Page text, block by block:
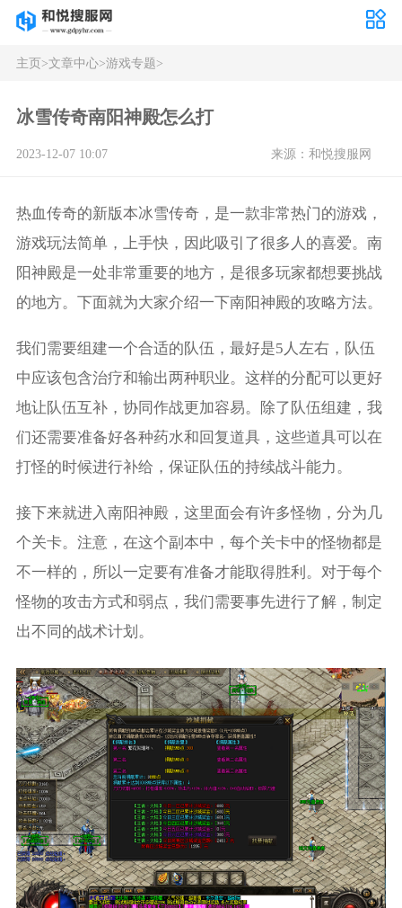
主页>文章中心>游戏专题>
冰雪传奇南阳神殿怎么打
2023-12-07 10:07 来源：和悦搜服网
热血传奇的新版本冰雪传奇，是一款非常热门的游戏，
游戏玩法简单，上手快，因此吸引了很多人的喜爱。南
阳神殿是一处非常重要的地方，是很多玩家都想要挑战
的地方。下面就为大家介绍一下南阳神殿的攻略方法。
我们需要组建一个合适的队伍，最好是5人左右，队伍
中应该包含治疗和输出两种职业。这样的分配可以更好
地让队伍互补，协同作战更加容易。除了队伍组建，我
们还需要准备好各种药水和回复道具，这些道具可以在
打怪的时候进行补给，保证队伍的持续战斗能力。
接下来就进入南阳神殿，这里面会有许多怪物，分为几
个关卡。注意，在这个副本中，每个关卡中的怪物都是
不一样的，所以一定要有准备才能取得胜利。对于每个
怪物的攻击方式和弱点，我们需要事先进行了解，制定
出不同的战术计划。